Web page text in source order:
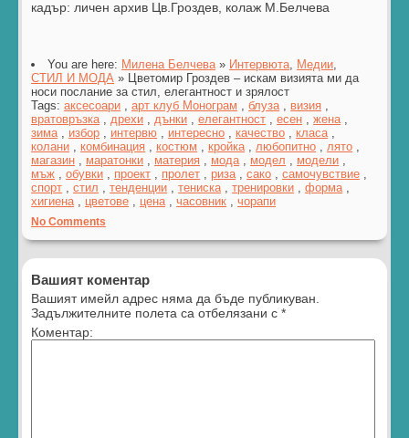
кадър: личен архив Цв.Гроздев, колаж М.Белчева
You are here: Милена Белчева» Интервюта, Медии,
СТИЛ И МОДА » Цветомир Гроздев – искам визията ми да
носи послание за стил, елегантност и зрялост
Tags:аксесоари ,арт клуб Монограм ,блуза, визия ,
вратовръзка,дрехи ,дънки ,елегантност ,есен ,жена,
зима, избор , интервю , интересно ,качество ,класа,
колани ,комбинация ,костюм ,кройка,любопитно ,лято ,
магазин , маратонки , материя , мода, модел , модели ,
мъж ,обувки , проект , пролет ,риза,сако ,самочувствие ,
спорт ,стил ,тенденции ,тениска,тренировки ,форма,
хигиена, цветове , цена,часовник ,чорапи
No Comments
Вашият коментар
Вашият имейл адрес няма да бъде публикуван.
Задължителните полета са отбелязани с*
Коментар: